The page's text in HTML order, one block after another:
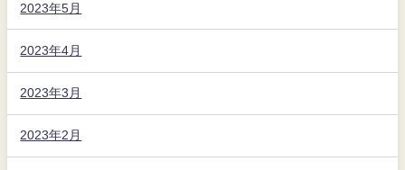
2023年5月
2023年4月
2023年3月
2023年2月